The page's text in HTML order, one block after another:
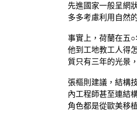
先進國家一般呈網
多多考慮利用自然
事實上，荷蘭在五
他到工地教工人得
質只有三年的光景
張樞則建議，結構
內工程師甚至連結
角色都是從歐美移